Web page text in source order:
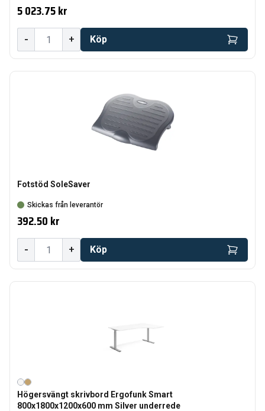
5 023.75 kr
- + Köp
Fotstöd SoleSaver
Skickas från leverantör
392.50 kr
- + Köp
Högersvängt skrivbord Ergofunk Smart
800x1800x1200x600 mm Silver underrede